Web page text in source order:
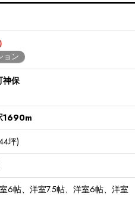
ョン
神保
1690m
坪)
6帖、洋室7.5帖、洋室6帖、洋室